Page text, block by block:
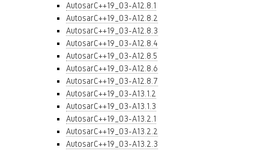
AutosarC++19_03-A12.8.1
AutosarC++19_03-A12.8.2
AutosarC++19_03-A12.8.3
AutosarC++19_03-A12.8.4
AutosarC++19_03-A12.8.5
AutosarC++19_03-A12.8.6
AutosarC++19_03-A12.8.7
AutosarC++19_03-A13.1.2
AutosarC++19_03-A13.1.3
AutosarC++19_03-A13.2.1
AutosarC++19_03-A13.2.2
AutosarC++19_03-A13.2.3